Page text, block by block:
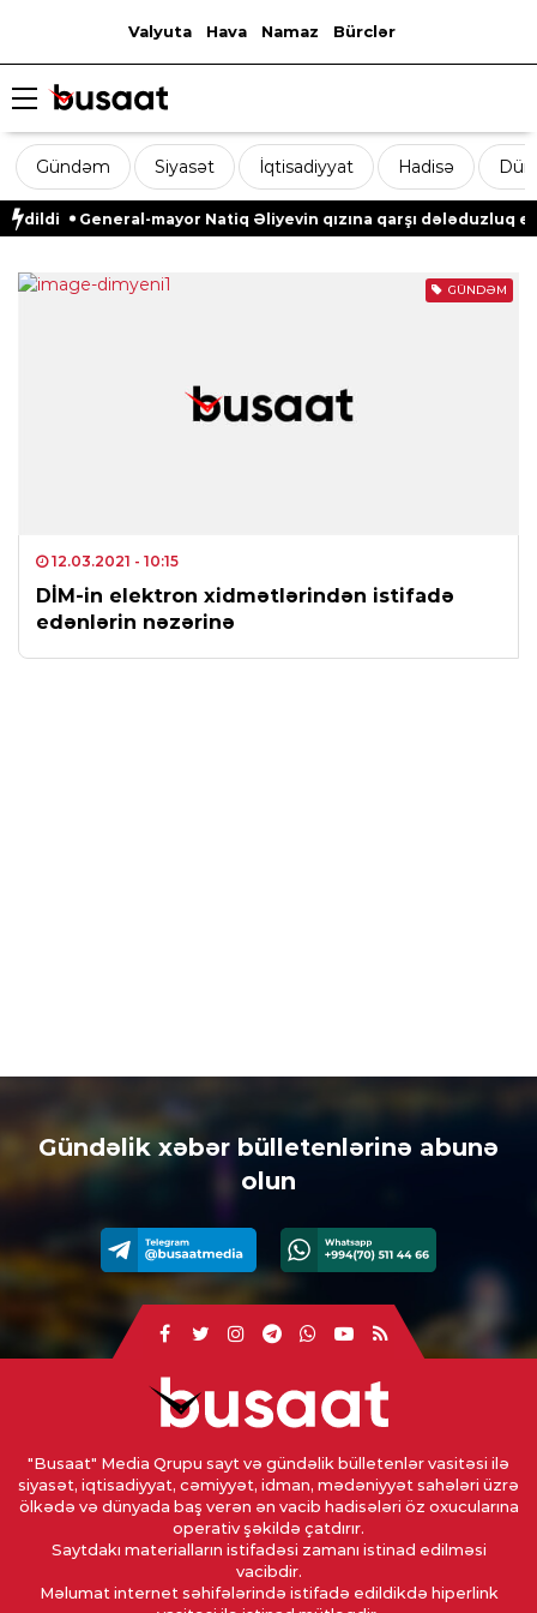
Valyuta Hava Namaz Bürclər
Gündəm Siyasət İqtisadiyyat Hadisə
General-mayor Natiq Əliyevin qızına qarşı dələduzluq
GÜNDƏM
12.03.2021 - 10:15
DİM-in elektron xidmətlərindən istifadə
edənlərin nəzərinə
Gündəlik xəbər bülletenlərinə abunə
olun
"Busaat" Media Qrupu sayt və gündəlik bülletenlər vasitəsi ilə
siyasət, iqtisadiyyat, cəmiyyət, idman, mədəniyyət sahələri üzrə
ölkədə və dünyada baş verən ən vacib hadisələri öz oxucularına
operativ şəkildə çatdırır.
Saytdakı materialların istifadəsi zamanı istinad edilməsi
vacibdir.
Məlumat internet səhifələrində istifadə edildikdə hiperlink